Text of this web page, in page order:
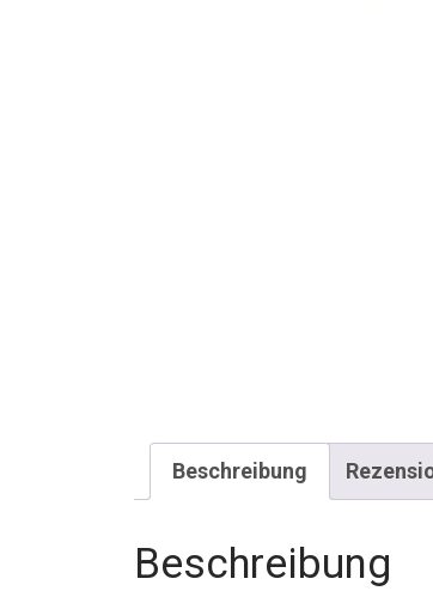
Beschreibung
Beschreibung